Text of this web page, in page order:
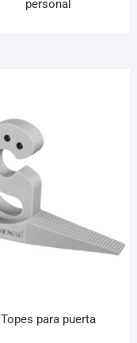
personal
Topes para puerta